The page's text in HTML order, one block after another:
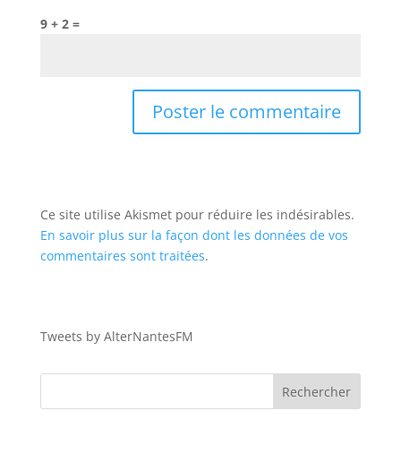
9 + 2 =
Ce site utilise Akismet pour réduire les indésirables.
En savoir plus sur la façon dont les données de vos
commentaires sont traitées.
Tweets by AlterNantesFM